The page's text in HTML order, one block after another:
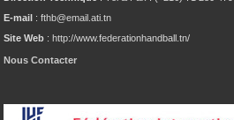
E-mail : fthb@email.ati.tn
Site Web : http://www.federationhandball.tn/
Nous Contacter